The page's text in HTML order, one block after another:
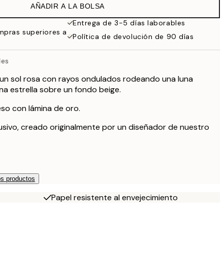
59,95 €
AÑADIR A LA BOLSA
Entrega de 3-5 días laborables
superiores a
Política de devolución de 90 días
sol rosa con rayos ondulados rodeando una luna
estrella sobre un fondo beige.
con lámina de oro.
creado originalmente por un diseñador de nuestro
productos
Papel resistente al envejecimiento